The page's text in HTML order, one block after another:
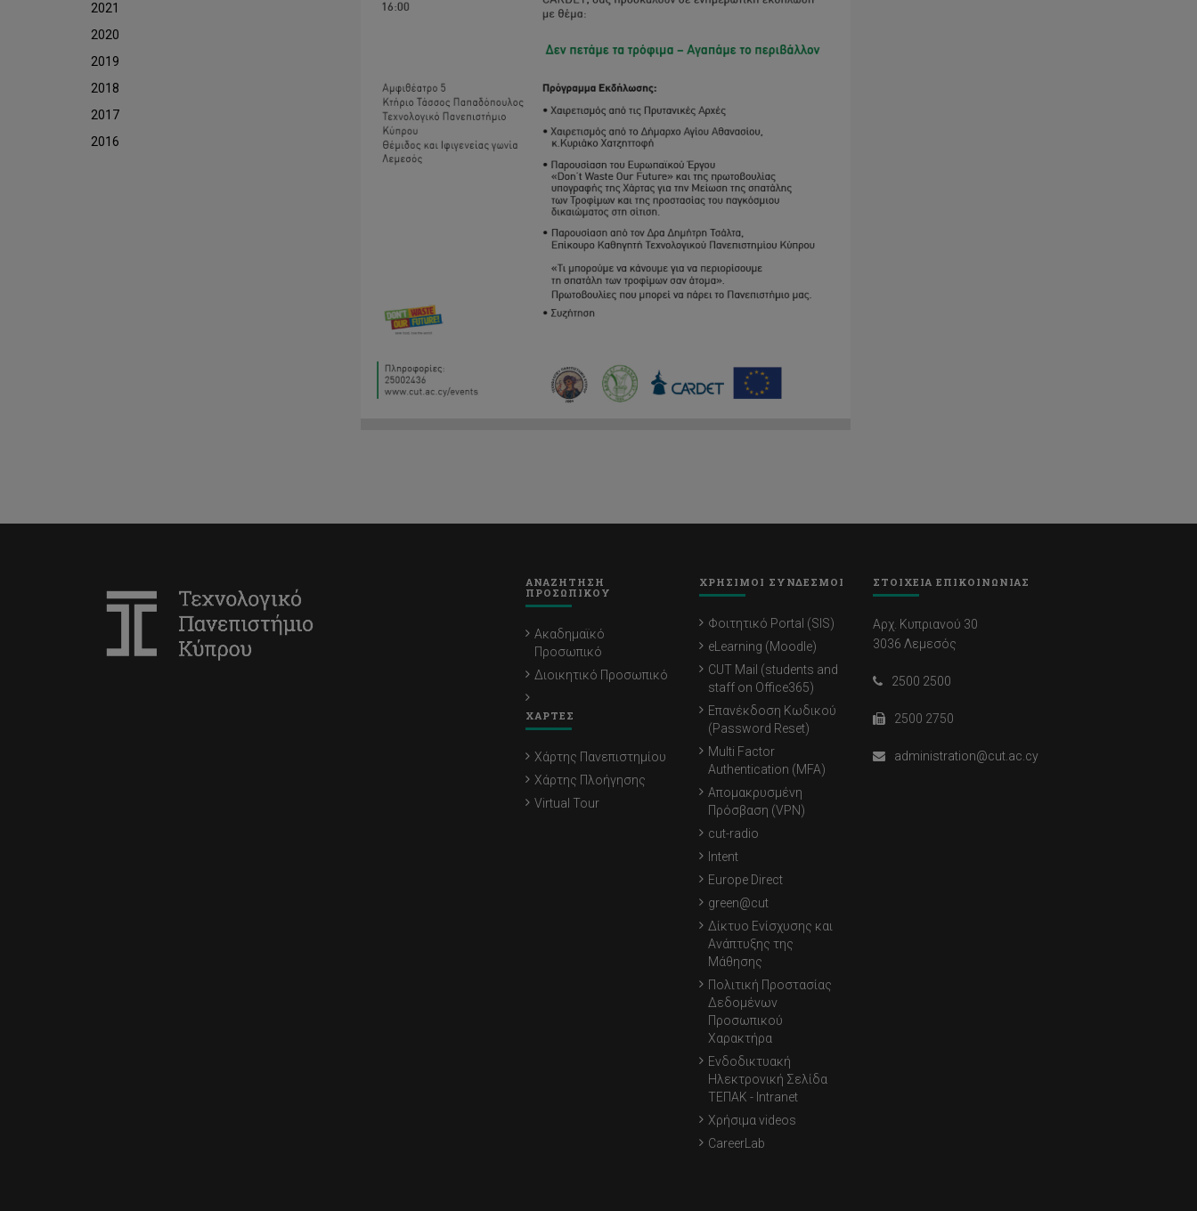
2021
2020
2019
2018
2017
2016
ΑΝΑΖΗΤΗΣΗ
ΠΡΟΣΩΠΙΚΟΥ
Ακαδημαϊκό
Προσωπικό
Διοικητικό Προσωπικό
ΧΑΡΤΕΣ
Χάρτης Πανεπιστημίου
Χάρτης Πλοήγησης
Virtual Tour
ΧΡΗΣΙΜΟΙ ΣΥΝΔΕΣΜΟΙ
Φοιτητικό Portal (SIS)
eLearning (Moodle)
CUT Mail (students and
staff on Office365)
Επανέκδοση Κωδικού
(Password Reset)
Multi Factor
Authentication (MFA)
Απομακρυσμένη
Πρόσβαση (VPN)
cut-radio
Intent
Europe Direct
green@cut
Δίκτυο Ενίσχυσης και
Ανάπτυξης της
Μάθησης
Πολιτική Προστασίας
Δεδομένων
Προσωπικού
Χαρακτήρα
Ενδοδικτυακή
Ηλεκτρονική Σελίδα
ΤΕΠΑΚ - Intranet
Χρήσιμα videos
CareerLab
ΣΤΟΙΧΕΙΑ ΕΠΙΚΟΙΝΩΝΙΑΣ
Αρχ. Κυπριανού 30
3036 Λεμεσός
2500 2500
2500 2750
administration@cut.ac.cy